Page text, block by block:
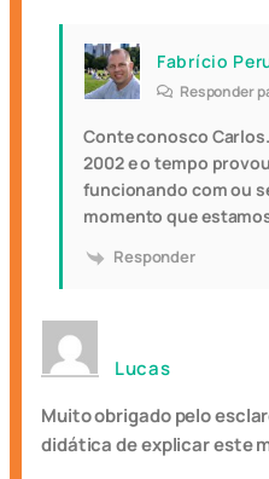
Fabrício
Responder
Conte conosco
2002 e o tempo
funcionando com ou
momento que
Responder
Lucas
Muito obrigado pelo
didática de explicar este